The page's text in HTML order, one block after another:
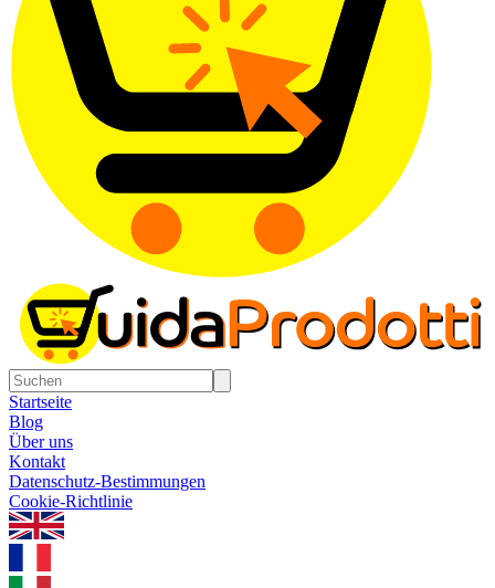
Startseite
Blog
Über uns
Kontakt
Datenschutz-Bestimmungen
Cookie-Richtlinie